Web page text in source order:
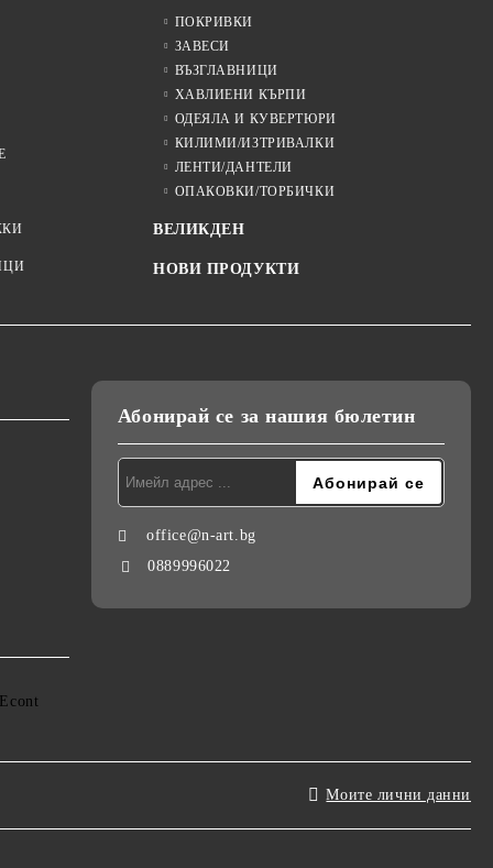
ПОКРИВКИ
ЗАВЕСИ
ВЪЗГЛАВНИЦИ
ХАВЛИЕНИ КЪРПИ
ОДЕЯЛА И КУВЕРТЮРИ
КИЛИМИ/ИЗТРИВАЛКИ
ЛЕНТИ/ДАНТЕЛИ
ОПАКОВКИ/ТОРБИЧКИ
ВЕЛИКДЕН
НОВИ ПРОДУКТИ
Абонирай се за нашия бюлетин
office@n-art.bg
0889996022
Моите лични данни